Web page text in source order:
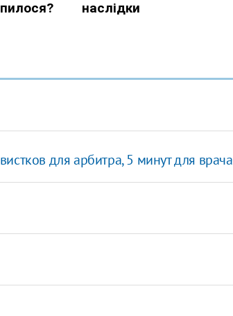
для арбитра, 5 минут для врача